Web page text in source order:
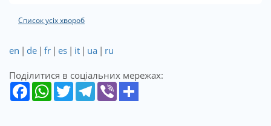
Список усіх хвороб
en | de | fr | es | it | ua | ru
Поділитися в соціальних мережах: